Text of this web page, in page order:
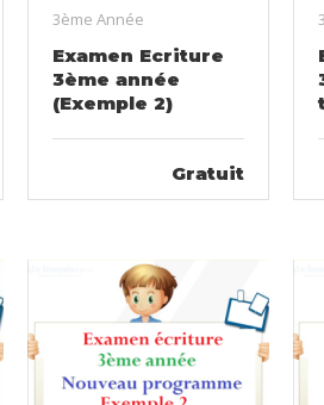
3ème Année
Examen Ecriture
3ème année
(Exemple 2)
Gratuit